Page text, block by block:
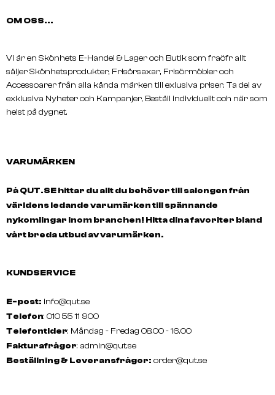
OM OSS...
Vi är en Skönhets E-Handel & Lager och Butik som fraöfr allt
säljer Skönhetsprodukter, Frisörsaxar, Frisörmöbler och
Accessoarer från alla kända märken till exlusiva priser. Ta del av
exklusiva Nyheter och Kampanjer, Beställ individuellt och när som
helst på dygnet.
VARUMÄRKEN
På QUT.SE hittar du allt du behöver till salongen från
världens ledande varumärken till spännande
nykomlingar inom branchen! Hitta dina favoriter bland
vårt breda utbud av varumärken.
KUNDSERVICE
E-post: info@qut.se
Telefon: 010 55 11 900
Telefontider: Måndag - Fredag 08.00 - 16.00
Fakturafrågor: admin@qut.se
Beställning & Leveransfrågor: order@qut.se